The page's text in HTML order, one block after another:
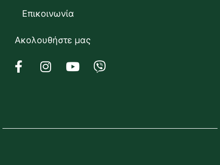
Επικοινωνία
Ακολουθήστε μας